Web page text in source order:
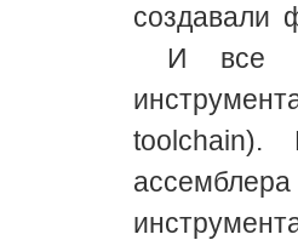
создавали
И все
toolchain).